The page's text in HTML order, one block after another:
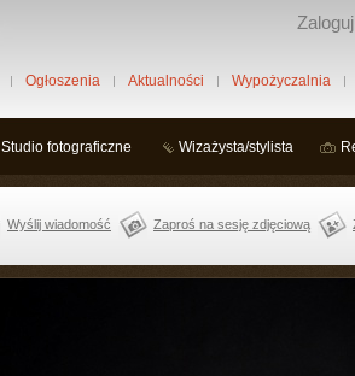
Ogłoszenia Aktualności Wypożyczalnia
Studio fotograficzne Wizażysta/stylista
Wyślij wiadomość Zaproś na sesję zdjęciową